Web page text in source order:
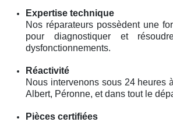
Expertise technique
Nos réparateurs possèdent une
pour diagnostiquer et
dysfonctionnements.
Réactivité
Nous intervenons sous 24 heures
Albert, Péronne, et dans tout le
Pièces certifiées